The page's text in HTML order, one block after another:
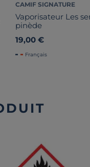
CAMIF SIGNATURE
Vaporisateur Les
pinède
19,00 €
Français